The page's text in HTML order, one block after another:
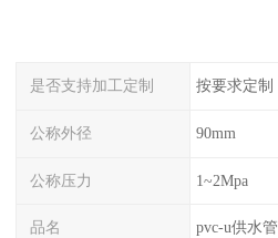
是否支持加工定制 按要求定制
公称外径 90mm
公称压力 1~2Mpa
品名 pvc-u供水管